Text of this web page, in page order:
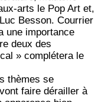
arts le Pop Art et,
Besson. Courrier
une importance
deux des
» complétera le
thèmes se
faire dérailler à